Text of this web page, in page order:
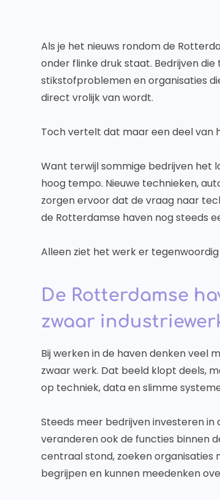
Als je het nieuws rondom de
onder flinke druk staat. Bedrijven
stikstofproblemen en organisaties
direct vrolijk van wordt.
Toch vertelt dat maar een deel van
Want terwijl sommige bedrijven het
hoog tempo. Nieuwe technieken,
zorgen ervoor dat de vraag naar
de Rotterdamse haven nog steeds
Alleen ziet het werk er
De Rotterdamse
zwaar
Bij werken in de haven denken veel
zwaar werk. Dat beeld klopt deels,
op techniek, data en slimme
Steeds meer bedrijven investeren
veranderen ook de functies binnen
centraal stond, zoeken organisaties
begrijpen en kunnen meedenken